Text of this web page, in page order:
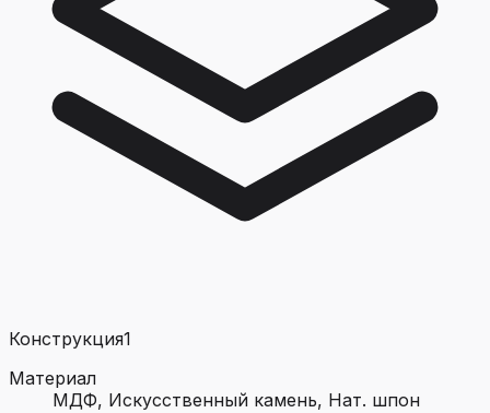
Конструкция1
Материал
МДФ, Искусственный камень, Нат. шпон